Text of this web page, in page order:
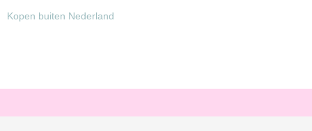
Kopen buiten Nederland